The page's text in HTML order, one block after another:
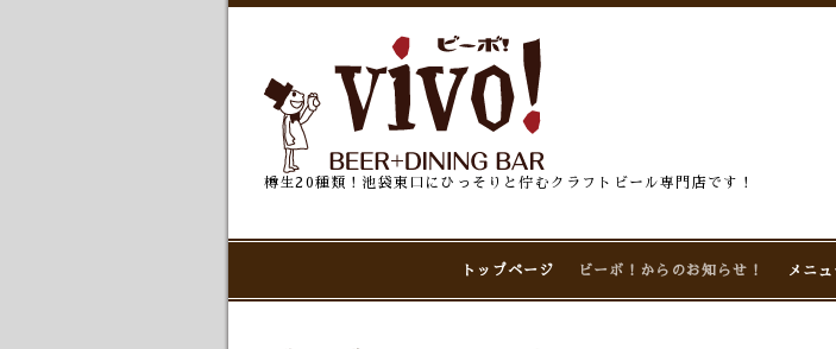
樽生20種類！池袋東口にひっそりと佇むクラフトビール専門店です！
トップページ ビーボ！からのお知らせ！ メニュ